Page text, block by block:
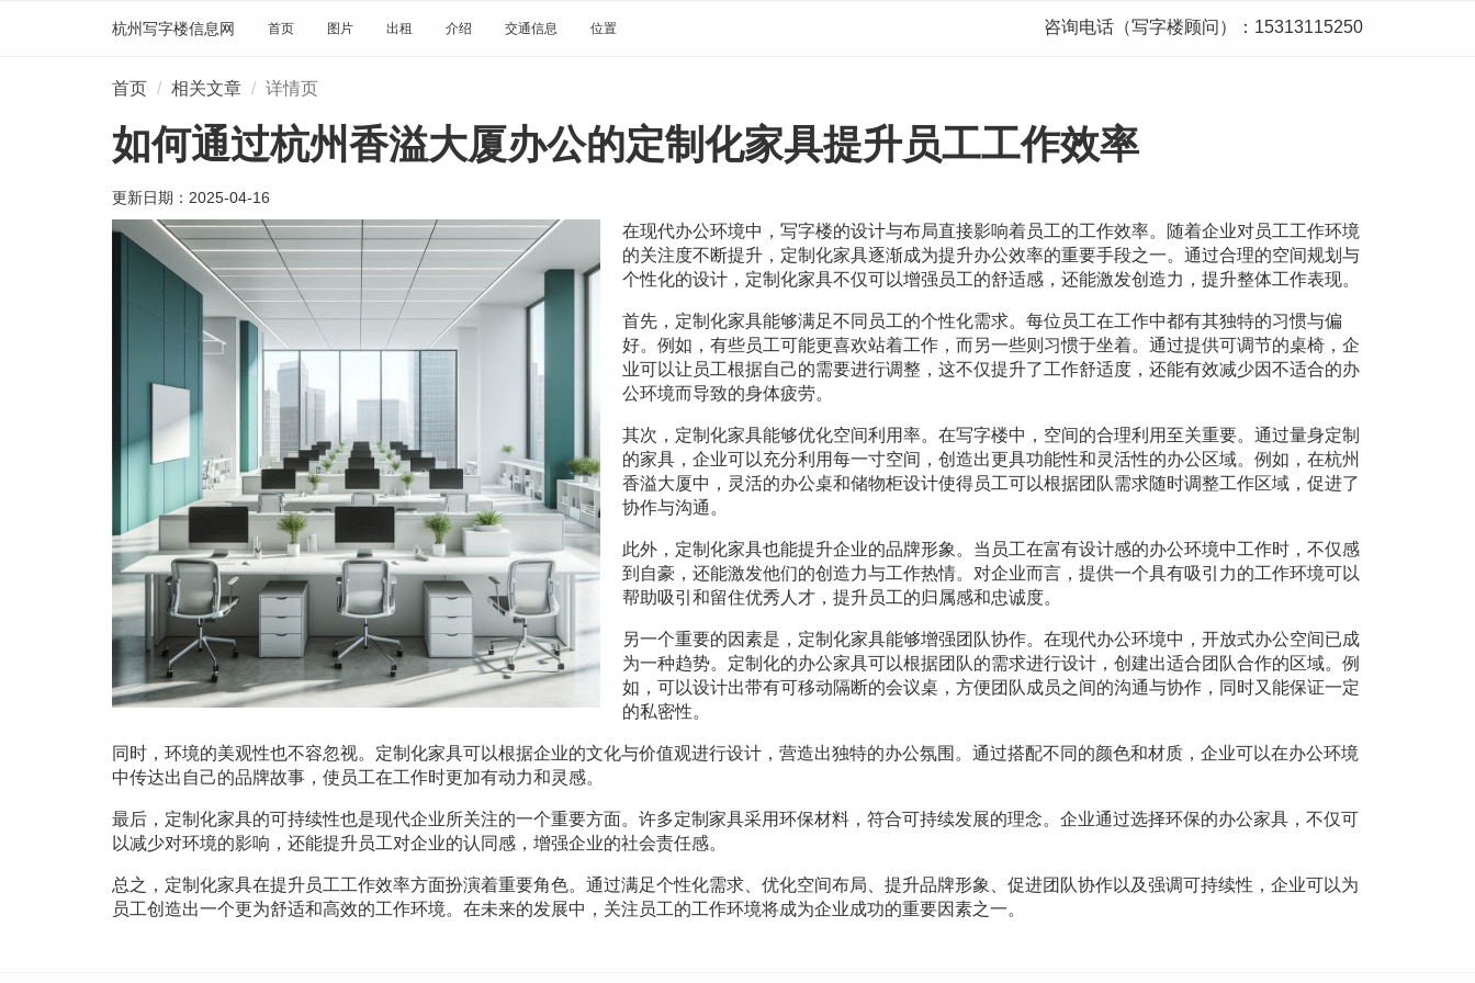
杭州写字楼信息网 首页 图片 出租 介绍 交通信息 位置 咨询电话（写字楼顾问）：15313115250
首页 相关文章 详情页
如何通过杭州香溢大厦办公的定制化家具提升员工工作效率
更新日期： 2025-04-16
在现代办公环境中，写字楼的设计与布局直接影响着员工的工作效率。随着企业对员工工作环境
的关注度不断提升，定制化家具逐渐成为提升办公效率的重要手段之一。通过合理的空间规划与
个性化的设计，定制化家具不仅可以增强员工的舒适感，还能激发创造力，提升整体工作表现。
首先，定制化家具能够满足不同员工的个性化需求。每位员工在工作中都有其独特的习惯与偏
好。例如，有些员工可能更喜欢站着工作，而另一些则习惯于坐着。通过提供可调节的桌椅，企
业可以让员工根据自己的需要进行调整，这不仅提升了工作舒适度，还能有效减少因不适合的办
公环境而导致的身体疲劳。
其次，定制化家具能够优化空间利用率。在写字楼中，空间的合理利用至关重要。通过量身定制
的家具，企业可以充分利用每一寸空间，创造出更具功能性和灵活性的办公区域。例如，在杭州
香溢大厦中，灵活的办公桌和储物柜设计使得员工可以根据团队需求随时调整工作区域，促进了
协作与沟通。
此外，定制化家具也能提升企业的品牌形象。当员工在富有设计感的办公环境中工作时，不仅感
到自豪，还能激发他们的创造力与工作热情。对企业而言，提供一个具有吸引力的工作环境可以
帮助吸引和留住优秀人才，提升员工的归属感和忠诚度。
另一个重要的因素是，定制化家具能够增强团队协作。在现代办公环境中，开放式办公空间已成
为一种趋势。定制化的办公家具可以根据团队的需求进行设计，创建出适合团队合作的区域。例
如，可以设计出带有可移动隔断的会议桌，方便团队成员之间的沟通与协作，同时又能保证一定
的私密性。
同时，环境的美观性也不容忽视。定制化家具可以根据企业的文化与价值观进行设计，营造出独特的办公氛围。通过搭配不同的颜色和材质，企业可以在办公环境
中传达出自己的品牌故事，使员工在工作时更加有动力和灵感。
最后，定制化家具的可持续性也是现代企业所关注的一个重要方面。许多定制家具采用环保材料，符合可持续发展的理念。企业通过选择环保的办公家具，不仅可
以减少对环境的影响，还能提升员工对企业的认同感，增强企业的社会责任感。
总之，定制化家具在提升员工工作效率方面扮演着重要角色。通过满足个性化需求、优化空间布局、提升品牌形象、促进团队协作以及强调可持续性，企业可以为
员工创造出一个更为舒适和高效的工作环境。在未来的发展中，关注员工的工作环境将成为企业成功的重要因素之一。